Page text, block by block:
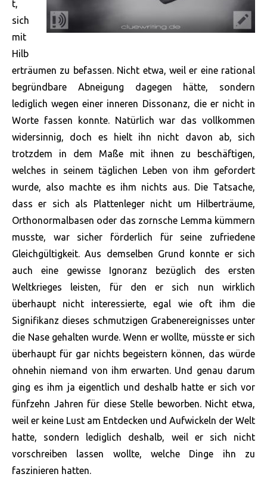
t,
sich
mit
Hilb
erträumen zu befassen. Nicht etwa, weil er eine rational
begründbare Abneigung dagegen hätte, sondern
lediglich wegen einer inneren Dissonanz, die er nicht in
Worte fassen konnte. Natürlich war das vollkommen
widersinnig, doch es hielt ihn nicht davon ab, sich
trotzdem in dem Maße mit ihnen zu beschäftigen,
welches in seinem täglichen Leben von ihm gefordert
wurde, also machte es ihm nichts aus. Die Tatsache,
dass er sich als Plattenleger nicht um Hilberträume,
Orthonormalbasen oder das zornsche Lemma kümmern
musste, war sicher förderlich für seine zufriedene
Gleichgültigkeit. Aus demselben Grund konnte er sich
auch eine gewisse Ignoranz bezüglich des ersten
Weltkrieges leisten, für den er sich nun wirklich
überhaupt nicht interessierte, egal wie oft ihm die
Signifikanz dieses schmutzigen Grabenereignisses unter
die Nase gehalten wurde. Wenn er wollte, müsste er sich
überhaupt für gar nichts begeistern können, das würde
ohnehin niemand von ihm erwarten. Und genau darum
ging es ihm ja eigentlich und deshalb hatte er sich vor
fünfzehn Jahren für diese Stelle beworben. Nicht etwa,
weil er keine Lust am Entdecken und Aufwickeln der Welt
hatte, sondern lediglich deshalb, weil er sich nicht
vorschreiben lassen wollte, welche Dinge ihn zu
faszinieren hatten.